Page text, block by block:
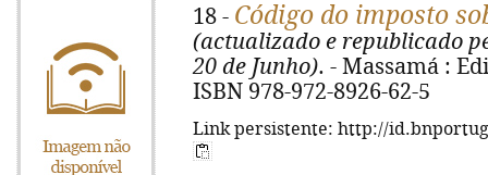
18 - Código do imposto
(actualizado e republicado
20 de Junho). - Massamá :
ISBN 978-972-8926-62-5
Link persistente: http://